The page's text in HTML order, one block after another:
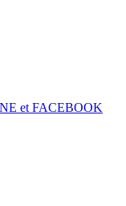
et FACEBOOK